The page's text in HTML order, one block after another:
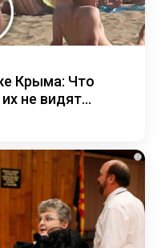
Крыма: Что
не видят...
i